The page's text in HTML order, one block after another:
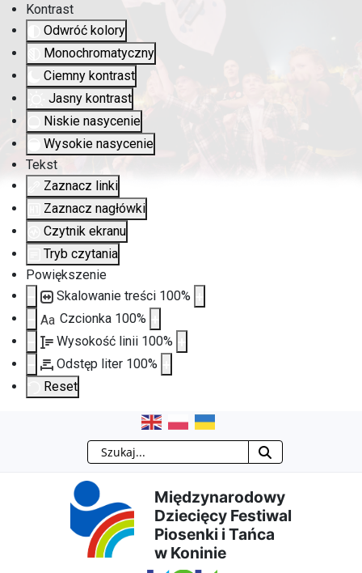
Kontrast
Odwróć kolory
Monochromatyczny
Ciemny kontrast
Jasny kontrast
Niskie nasycenie
Wysokie nasycenie
Tekst
Zaznacz linki
Zaznacz nagłówki
Czytnik ekranu
Tryb czytania
Powiększenie
Skalowanie treści 100%
Aa Czcionka 100%
Wysokość linii 100%
Odstęp liter 100%
Reset
Przejdź
treści
głównej
Przejdź
menu
nawigacyjnego
Przejdź
wyszukiwarki
Przejdź
mapy
strony
Szukaj
Międzynarodowy
Dziecięcy Festiwal
Piosenki i Tańca
w Koninie